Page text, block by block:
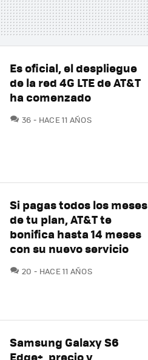
Es oficial, el despliegue
de la red 4G LTE de AT&T
ha comenzado
36 COMENTARIOS
HACE 11 AÑOS
Si pagas todos los meses
de tu plan, AT&T te
bonifica hasta 14 meses
con su nuevo servicio
20 COMENTARIOS
HACE 11 AÑOS
Samsung Galaxy S6
Edge+, precio y